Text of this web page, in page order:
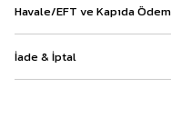
Havale/EFT ve Kapıda
İade & İptal